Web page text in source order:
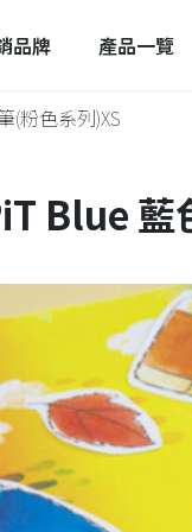
品牌 產品一覽
(粉色系列)XS
Blue 藍